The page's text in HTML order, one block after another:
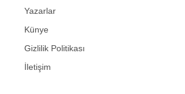
Yazarlar
Künye
Gizlilik Politikası
İletişim